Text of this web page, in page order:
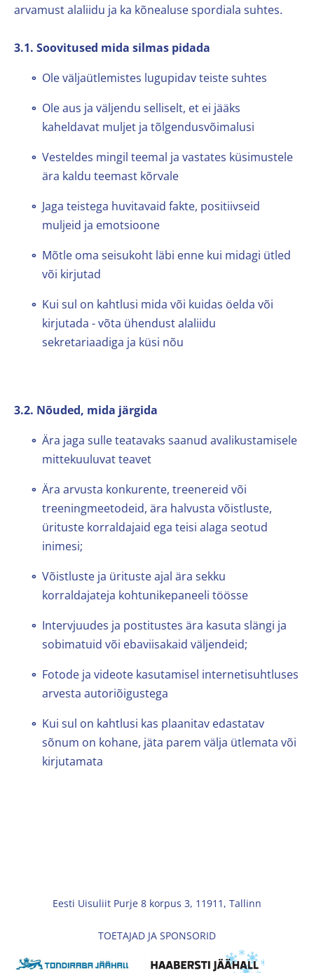
arvamust alaliidu ja ka kõnealuse spordiala suhtes.
3.1. Soovitused mida silmas pidada
Ole väljaütlemistes lugupidav teiste suhtes
Ole aus ja väljendu selliselt, et ei jääks
kaheldavat muljet ja tõlgendusvõimalusi
Vesteldes mingil teemal ja vastates küsimustele
ära kaldu teemast kõrvale
Jaga teistega huvitavaid fakte, positiivseid
muljeid ja emotsioone
Mõtle oma seisukoht läbi enne kui midagi ütled
või kirjutad
Kui sul on kahtlusi mida või kuidas öelda või
kirjutada - võta ühendust alaliidu
sekretariaadiga ja küsi nõu
3.2. Nõuded, mida järgida
Ära jaga sulle teatavaks saanud avalikustamisele
mittekuuluvat teavet
Ära arvusta konkurente, treenereid või
treeningmeetodeid, ära halvusta võistluste,
ürituste korraldajaid ega teisi alaga seotud
inimesi;
Võistluste ja ürituste ajal ära sekku
korraldajateja kohtunikepaneeli töösse
Intervjuudes ja postitustes ära kasuta slängi ja
sobimatuid või ebaviisakaid väljendeid;
Fotode ja videote kasutamisel internetisuhtluses
arvesta autoriõigustega
Kui sul on kahtlusi kas plaanitav edastatav
sõnum on kohane, jäta parem välja ütlemata või
kirjutamata
Eesti Uisuliit Purje 8 korpus 3, 11911, Tallinn
TOETAJAD JA SPONSORID